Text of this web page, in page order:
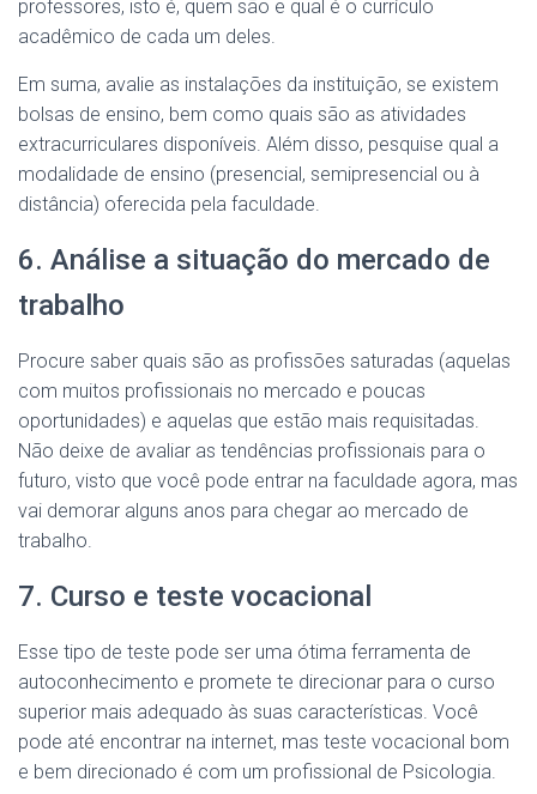
professores, isto é, quem são e qual é o currículo
acadêmico de cada um deles.
Em suma, avalie as instalações da instituição, se existem
bolsas de ensino, bem como quais são as atividades
extracurriculares disponíveis. Além disso, pesquise qual a
modalidade de ensino (presencial, semipresencial ou à
distância) oferecida pela faculdade.
6. Análise a situação do mercado de
trabalho
Procure saber quais são as profissões saturadas (aquelas
com muitos profissionais no mercado e poucas
oportunidades) e aquelas que estão mais requisitadas.
Não deixe de avaliar as tendências profissionais para o
futuro, visto que você pode entrar na faculdade agora, mas
vai demorar alguns anos para chegar ao mercado de
trabalho.
7. Curso e teste vocacional
Esse tipo de teste pode ser uma ótima ferramenta de
autoconhecimento e promete te direcionar para o curso
superior mais adequado às suas características. Você
pode até encontrar na internet, mas teste vocacional bom
e bem direcionado é com um profissional de Psicologia.